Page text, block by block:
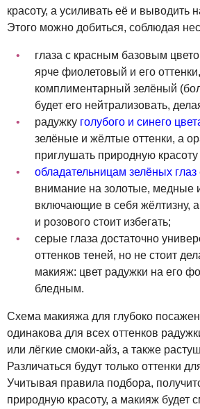
красоту, а усиливать её и выводить
Этого можно добиться, соблюдая
глаза с красным базовым
ярче фиолетовый и его
комплиментарный зелёный
будет его нейтрализовать,
радужку голубого и синего
зелёные и жёлтые оттенки, а
приглушать природную красоту
обладательницам зелёных глаз
внимание на золотые, медные
включающие в себя жёлтизну,
и розового стоит избегать;
серые глаза достаточно
оттенков теней, но не стоит
макияж: цвет радужки на его
бледным.
Схема макияжа для глубоко
одинакова для всех оттенков
или лёгкие смоки-айз, а также
Различаться будут только оттенки
Учитывая правила подбора,
природную красоту, а макияж будет